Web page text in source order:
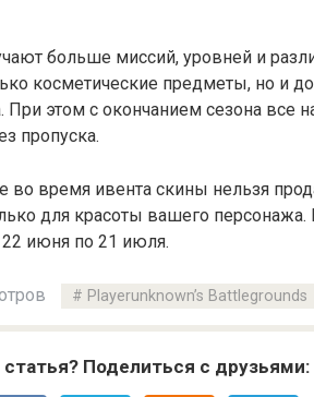
больше миссий, уровней и
косметические предметы, но и
этом с окончанием сезона все
пропуска.
во время ивента скины нельзя
для красоты вашего персонажа.
22 июня по 21 июля.
Playerunknown’s Battlegrounds
Поделиться с друзьями: